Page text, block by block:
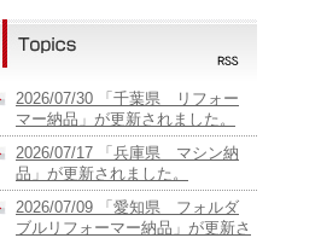
2026/07/30 「千葉県 リフォー
マー納品」が更新されました。
2026/07/17 「兵庫県 マシン納
品」が更新されました。
2026/07/09 「愛知県 フォルダ
ブルリフォーマー納品」が更新さ